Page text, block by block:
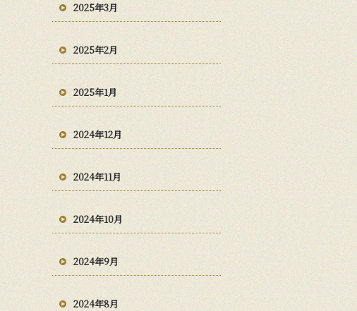
2025年3月
2025年2月
2025年1月
2024年12月
2024年11月
2024年10月
2024年9月
2024年8月